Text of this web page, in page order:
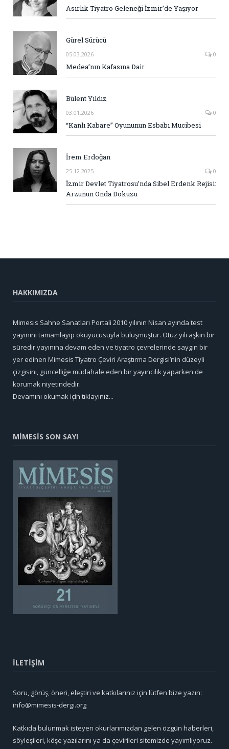
Asırlık Tiyatro Geleneği İzmir’de Yaşıyor
Gürel Sürücü
05.03.2026 0
Medea’nın Kafasına Dair
Bülent Yıldız
03.01.2026 0
“Kanlı Kabare” Oyununun Esbabı Mucibesi
İrem Erdoğan
25.12.2025 0
İzmir Devlet Tiyatrosu’nda Sibel Erdenk Rejisi:
Arzunun Onda Dokuzu
HAKKIMIZDA
Mimesis Sahne Sanatları Portali 2010 yılının Nisan ayında test
yayınını tamamlayıp okuyucusuyla buluşmuştur. Otuz yılı aşkın bir
süredir yayınına devam eden ve tiyatro çevrelerinde saygın bir
yer edinen Mimesis Tiyatro Çeviri Araştırma Dergisi’nin düzeyli
çizgisini, güncelliğe müdahale eden bir yayıncılık yaparken de
korumak niyetindedir.
Devamını okumak için tıklayınız...
MİMESİS SON SAYI
İLETİŞİM
Soru, görüş, öneri, eleştiri ve katkılarınız için lütfen bize yazın:
info@mimesis-dergi.org
Katkıda bulunmak isteyen okurlarımızdan gelen özgün haberleri,
söyleşileri, köşe yazılarını ya da çevirileri sitemizde yayımlıyoruz.